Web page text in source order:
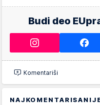
Budi deo
Komentariši